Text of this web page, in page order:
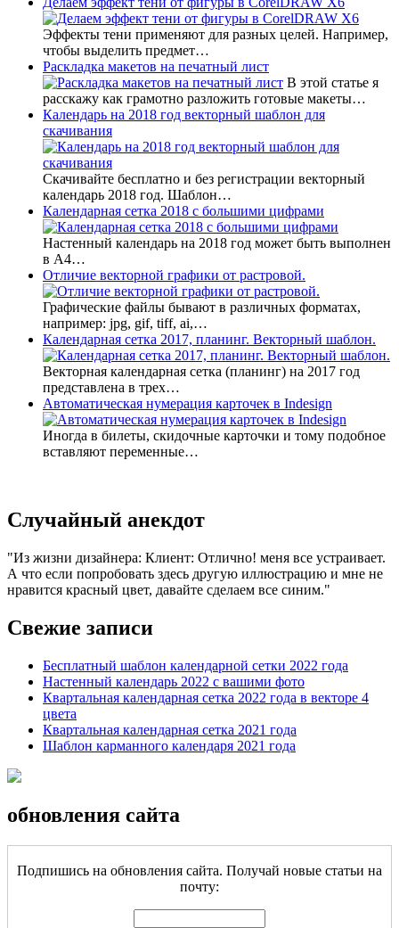
Эффекты тени применяют для разных целей. Например,
чтобы выделить предмет…
Раскладка макетов на печатный лист
В этой статье я
расскажу как грамотно разложить готовые макеты…
Календарь на 2018 год векторный шаблон для
скачивания
Скачивайте бесплатно и без регистрации векторный
календарь 2018 год. Шаблон…
Календарная сетка 2018 с большими цифрами
Настенный календарь на 2018 год может быть выполнен
в А4…
Отличие векторной графики от растровой.
Графические файлы бывают в различных форматах,
например: jpg, gif, tiff, ai,…
Календарная сетка 2017, планинг. Векторный шаблон.
Векторная календарная сетка (планинг) на 2017 год
представлена в трех…
Автоматическая нумерация карточек в Indesign
Иногда в билеты, скидочные карточки и тому подобное
вставляют переменные…
Случайный анекдот
Из жизни дизайнера: Клиент: Отлично! меня все устраивает.
А что если попробовать здесь другую иллюстрацию и мне не
нравится красный цвет, давайте сделаем все синим.
Свежие записи
Бесплатный шаблон календарной сетки 2022 года
Настенный календарь 2022 с вашими фото
Квартальная календарная сетка 2022 года в векторе 4
цвета
Квартальная календарная сетка 2021 года
Шаблон карманного календаря 2021 года
обновления сайта
Подпишись на обновления сайта. Получай новые статьи на
почту: